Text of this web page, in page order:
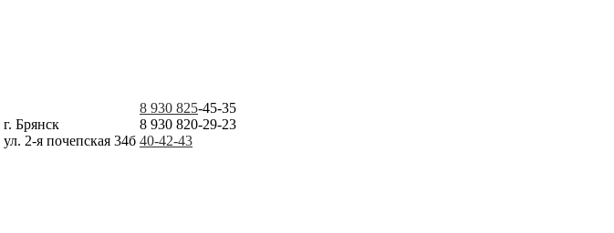
г. Брянск
ул. 2-я почепская 34б
8 930 825-45-35
8 930 820-29-23
40-42-43